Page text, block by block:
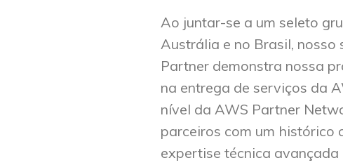
Ao juntar-se a um seleto
Austrália e no Brasil, nosso
Partner demonstra nossa
na entrega de serviços da
nível da AWS Partner
parceiros com um histórico
expertise técnica